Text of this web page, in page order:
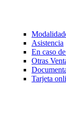
Asistencia
En caso
Otras
Tarjeta